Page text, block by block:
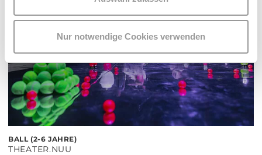
Nur notwendige Cookies verwenden
BALL (2-6 JAHRE)
THEATER.NUU